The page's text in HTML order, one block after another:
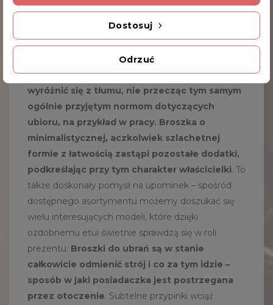
Jak wiadomo, eleganckie panie uwielbiają delikatną
biżuterię o wysokiej jakości wykonania.Broszka z
bursztynem z pewnością trafi w ich
wyszukane gusta. Tego typu ozdoba pozwoli
wyróżnić się z tłumu, nie przecząc tym samym
ogólnie przyjętym normom dotyczących
ubioru, na przykład w pracy. Broszka o
minimalistycznej, aczkolwiek szlachetnej
formie z łatwością zastąpi pozostałe dodatki,
podkreślając przy tym charakter właścicielki. To
także doskonały pomysł na upominek – spośród
dostępnego asortymentu możemy doszukać się
wielu interesujących modeli, które dzięki
ozdobnemu etui świetnie sprawdzą się w roli
prezentu. Broszki do ubrań są w stanie
całkowicie odmienić strój i co za tym idzie –
sposób w jaki posiadaczka jest postrzegana
przez otoczenie. Subtelne przypinki wciąż
Odrzuć
Dostosuj